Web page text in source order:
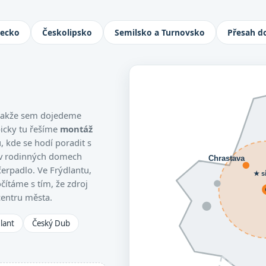
nad Nisou, Turnov i Česká
Českolipsko Semilsko a Turnovsko Přesah
sem dojedeme
tu řešíme montáž
kde se hodí poradit s
rodinných domech
Ve Frýdlantu,
s tím, že zdroj
města.
Český Dub
Chrastava
★